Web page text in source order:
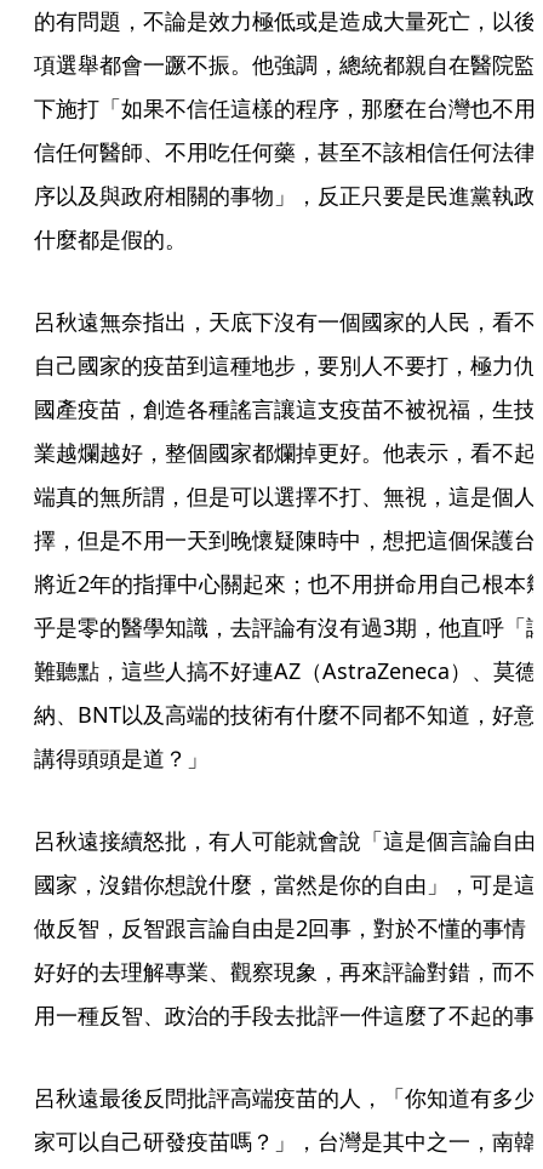
的有問題，不論是效力極低或是造成大量死亡，以後
項選舉都會一蹶不振。他強調，總統都親自在醫院監
下施打「如果不信任這樣的程序，那麼在台灣也不用
信任何醫師、不用吃任何藥，甚至不該相信任何法律
序以及與政府相關的事物」，反正只要是民進黨執政
什麼都是假的。
呂秋遠無奈指出，天底下沒有一個國家的人民，看不
自己國家的疫苗到這種地步，要別人不要打，極力仇
國產疫苗，創造各種謠言讓這支疫苗不被祝福，生技
業越爛越好，整個國家都爛掉更好。他表示，看不起
端真的無所謂，但是可以選擇不打、無視，這是個人
擇，但是不用一天到晚懷疑陳時中，想把這個保護台
將近2年的指揮中心關起來；也不用拼命用自己根本
乎是零的醫學知識，去評論有沒有過3期，他直呼「
難聽點，這些人搞不好連AZ（AstraZeneca）、莫德
納、BNT以及高端的技術有什麼不同都不知道，好意
講得頭頭是道？」
呂秋遠接續怒批，有人可能就會說「這是個言論自由
國家，沒錯你想說什麼，當然是你的自由」，可是這
做反智，反智跟言論自由是2回事，對於不懂的事情
好好的去理解專業、觀察現象，再來評論對錯，而不
用一種反智、政治的手段去批評一件這麼了不起的事
呂秋遠最後反問批評高端疫苗的人，「你知道有多少
家可以自己研發疫苗嗎？」，台灣是其中之一，南韓